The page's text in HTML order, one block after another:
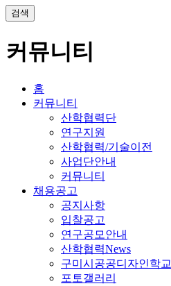
검색
커뮤니티
홈
커뮤니티
산학협력단
연구지원
산학협력/기술이전
사업단안내
커뮤니티
채용공고
공지사항
입찰공고
연구공모안내
산학협력News
구미시공공디자인학교
포토갤러리